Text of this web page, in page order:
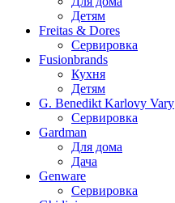
Детям
Freitas & Dores
Сервировка
Fusionbrands
Кухня
Детям
G. Benedikt Karlovy Vary
Сервировка
Gardman
Для дома
Дача
Genware
Сервировка